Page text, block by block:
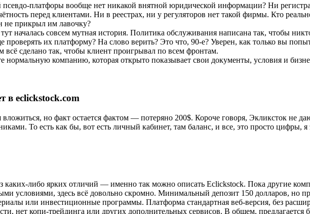
псевдо-платфоры вообще нет никакой внятной юридической информации? Ни
перед клиентами. Ни в реестрах, ни у регуляторов нет такой фирмы. Кто
не прикрыл им лавочку?
началась совсем мутная история. Политика обслуживания написана так, чтобы
их платформу? На слово верить? Это что, 90-е? Уверен, как только вы
всё сделано так, чтобы клиент проигрывал по всем фронтам.
нормальную компанию, которая открыто показывает свои документы, условия и
в eclickstock.com
но факт остается фактом — потеряно 200$. Короче говоря, Экликсток не
То есть как бы, вот есть личный кабинет, там баланс, и все, это просто цифры,
либо ярких отличий — именно так можно описать Eclickstock. Пока другие
условиями, здесь всё довольно скромно. Минимальный депозит 150 долларов, но
или инвестиционные программы. Платформа стандартная веб-версия, без
нет копи-трейдинга или других дополнительных сервисов. В общем,